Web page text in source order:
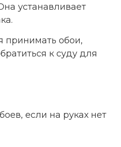
устанавливает
принимать обои,
к суду для
если на руках нет